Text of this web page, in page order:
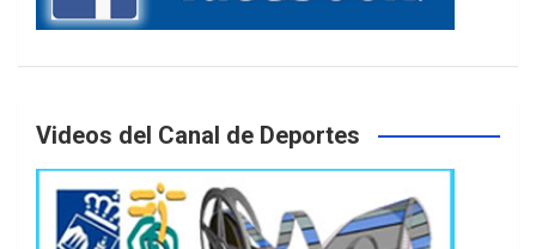
Videos del Canal de Deportes